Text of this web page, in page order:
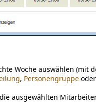
Woche auswählen (mit
, Personengruppe
ausgewählten